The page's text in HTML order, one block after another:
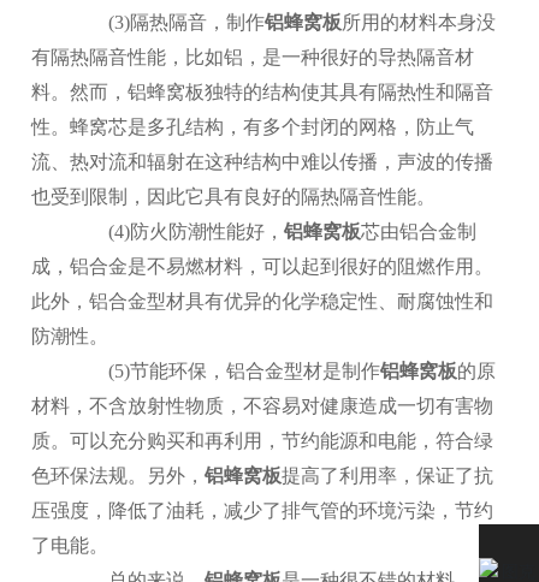
(3)隔热隔音，制作铝蜂窝板所用的材料本身没
有隔热隔音性能，比如铝，是一种很好的导热隔音材
料。然而，铝蜂窝板独特的结构使其具有隔热性和隔音
性。蜂窝芯是多孔结构，有多个封闭的网格，防止气
流、热对流和辐射在这种结构中难以传播，声波的传播
也受到限制，因此它具有良好的隔热隔音性能。
(4)防火防潮性能好， 铝蜂窝板芯由铝合金制
成，铝合金是不易燃材料，可以起到很好的阻燃作用。
此外，铝合金型材具有优异的化学稳定性、耐腐蚀性和
防潮性。
(5)节能环保，铝合金型材是制作铝蜂窝板的原
材料，不含放射性物质，不容易对健康造成一切有害物
质。可以充分购买和再利用，节约能源和电能，符合绿
色环保法规。另外， 铝蜂窝板提高了利用率，保证了抗
压强度，降低了油耗，减少了排气管的环境污染，节约
了电能。